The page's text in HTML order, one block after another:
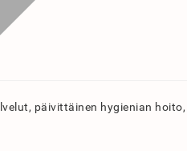
päivittäinen hygienian hoito,